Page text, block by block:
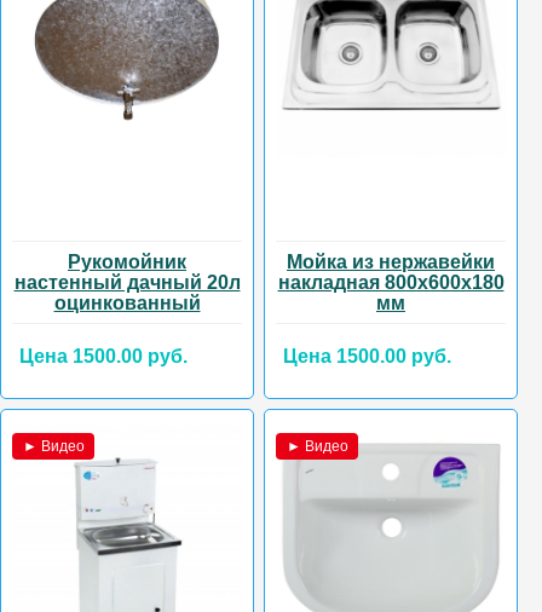
Рукомойник
настенный дачный 20л
оцинкованный
Цена 1500.00 руб.
Мойка из нержавейки
накладная 800х600х180
мм
Цена 1500.00 руб.
► Видео ► Видео